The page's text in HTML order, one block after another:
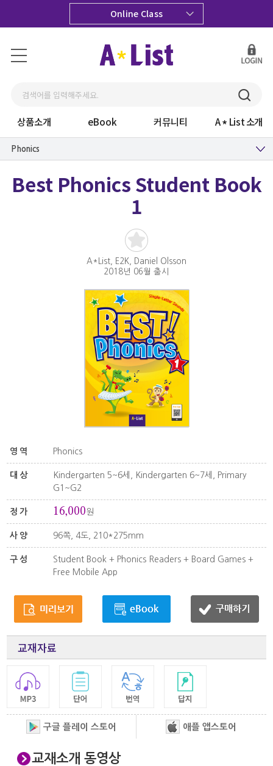
Online Class
상품소개 eBook 커뮤니티 A List 소개
Phonics
Best Phonics Student Book
1
A*List, E2K, Daniel Olsson
2018년 06월 출시
영역 Phonics
대상
Kindergarten 5~6세, Kindergarten 6~7세, Primary
G1~G2
정가 16,000원
사양 96쪽, 4도, 210*275mm
구성
Student Book + Phonics Readers + Board Games +
Free Mobile App
교재자료
구글 플레이 스토어 애플 앱스토어
교재소개 동영상